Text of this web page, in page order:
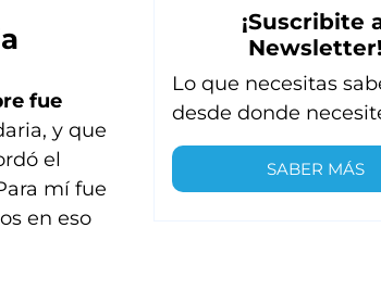
fue
y que
el
mí fue
en eso
¡Suscribite
Lo que necesitas
desde donde
SABER MÁS